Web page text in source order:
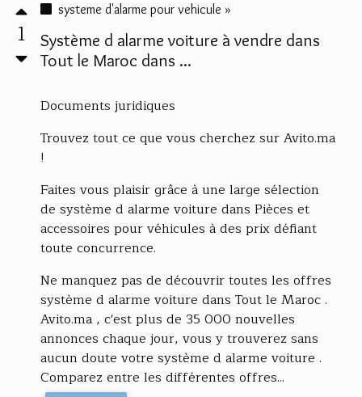
1
systeme d'alarme pour vehicule »
Système d alarme voiture à vendre dans
Tout le Maroc dans ...
Documents juridiques
Trouvez tout ce que vous cherchez sur Avito.ma
!
Faites vous plaisir grâce à une large sélection
de système d alarme voiture dans Pièces et
accessoires pour véhicules à des prix défiant
toute concurrence.
Ne manquez pas de découvrir toutes les offres
système d alarme voiture dans Tout le Maroc .
Avito.ma , c'est plus de 35 000 nouvelles
annonces chaque jour, vous y trouverez sans
aucun doute votre système d alarme voiture .
Comparez entre les différentes offres...